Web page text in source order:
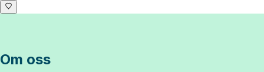
Om oss